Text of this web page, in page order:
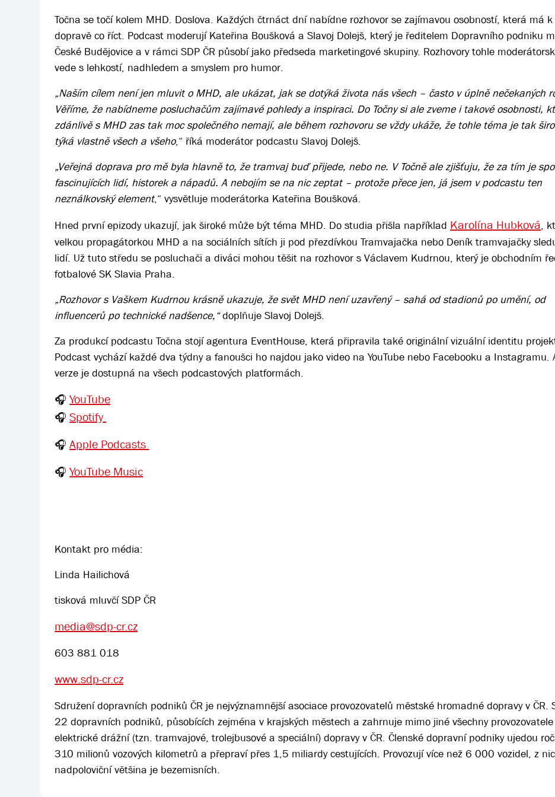
Točna se točí kolem MHD. Doslova. Každých čtrnáct dní nabídne rozhovor se zajímavou osobností, která má k
dopravě co říct. Podcast moderují Kateřina Boušková a Slavoj Dolejš, který je ředitelem Dopravního podniku
České Budějovice a v rámci SDP ČR působí jako předseda marketingové skupiny. Rozhovory tohle
vede s lehkostí, nadhledem a smyslem pro humor.
„Naším cílem není jen mluvit o MHD, ale ukázat, jak se dotýká života nás všech – často v úplně nečekaných
Věříme, že nabídneme posluchačům zajímavé pohledy a inspiraci. Do Točny si ale zveme i takové osobnosti,
zdánlivě s MHD zas tak moc společného nemají, ale během rozhovoru se vždy ukáže, že tohle téma je tak
týká vlastně všech a všeho,“ říká moderátor podcastu Slavoj Dolejš.
„Veřejná doprava pro mě byla hlavně to, že tramvaj buď přijede, nebo ne. V Točně ale zjišťuju, že za tím je
fascinujících lidí, historek a nápadů. A nebojím se na nic zeptat – protože přece jen, já jsem v podcastu ten
neználkovský element,“ vysvětluje moderátorka Kateřina Boušková.
Hned první epizody ukazují, jak široké může být téma MHD. Do studia přišla například Karolína Hubková,
velkou propagátorkou MHD a na sociálních sítích ji pod přezdívkou Tramvajačka nebo Deník tramvajačky
lidí. Už tuto středu se posluchači a diváci mohou těšit na rozhovor s Václavem Kudrnou, který je obchodním
fotbalové SK Slavia Praha.
„Rozhovor s Vaškem Kudrnou krásně ukazuje, že svět MHD není uzavřený – sahá od stadionů po umění, od
influencerů po technické nadšence,“doplňuje Slavoj Dolejš.
Za produkcí podcastu Točna stojí agentura EventHouse, která připravila také originální vizuální identitu
Podcast vychází každé dva týdny a fanoušci ho najdou jako video na YouTube nebo Facebooku a Instagramu.
verze je dostupná na všech podcastových platformách.
🎧YouTube
🎧Spotify
🎧Apple Podcasts
🎧YouTube Music
Kontakt pro média:
Linda Hailichová
tisková mluvčí SDP ČR
media@sdp-cr.cz
603 881 018
www.sdp-cr.cz
Sdružení dopravních podniků ČR je nejvýznamnější asociace provozovatelů městské hromadné dopravy v ČR.
22 dopravních podniků, působících zejména v krajských městech a zahrnuje mimo jiné všechny provozovatele
elektrické drážní (tzn. tramvajové, trolejbusové a speciální) dopravy v ČR. Členské dopravní podniky ujedou
310 milionů vozových kilometrů a přepraví přes 1,5 miliardy cestujících. Provozují více než 6 000 vozidel, z
nadpoloviční většina je bezemisních.